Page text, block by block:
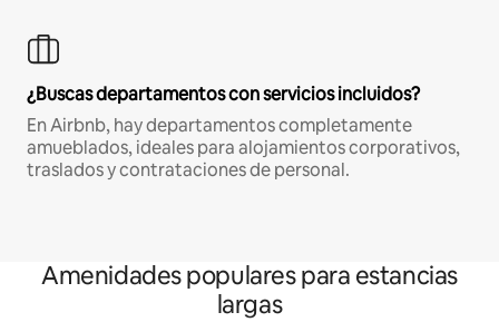
¿Buscas departamentos con servicios incluidos?
En Airbnb, hay departamentos completamente
amueblados, ideales para alojamientos corporativos,
traslados y contrataciones de personal.
Amenidades populares para estancias
largas